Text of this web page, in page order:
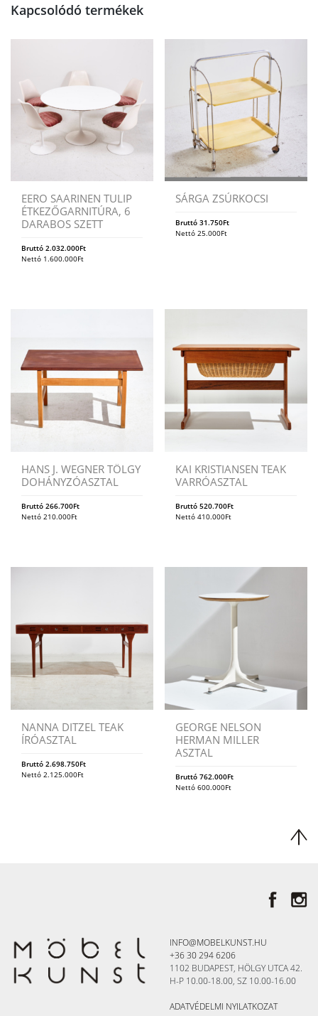
Kapcsolódó termékek
EERO SAARINEN TULIP
ÉTKEZŐGARNITÚRA, 6
DARABOS SZETT
Bruttó 2.032.000Ft
Nettó 1.600.000Ft
SÁRGA ZSÚRKOCSI
Bruttó31.750Ft
Nettó25.000Ft
HANS J. WEGNER TÖLGY
DOHÁNYZÓASZTAL
Bruttó 266.700Ft
Nettó 210.000Ft
KAI KRISTIANSEN TEAK
VARRÓASZTAL
Bruttó520.700Ft
Nettó410.000Ft
NANNA DITZEL TEAK
ÍRÓASZTAL
Bruttó 2.698.750Ft
Nettó 2.125.000Ft
GEORGE NELSON
HERMAN MILLER
ASZTAL
Bruttó762.000Ft
Nettó600.000Ft
INFO@MOBELKUNST.HU
+36 30 294 6206
1102 BUDAPEST, HÖLGY UTCA 42.
H-P 10.00-18.00, SZ 10.00-16.00
ADATVÉDELMI NYILATKOZAT